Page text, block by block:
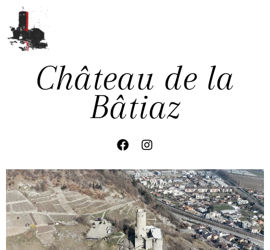
Château de la
Bâtiaz